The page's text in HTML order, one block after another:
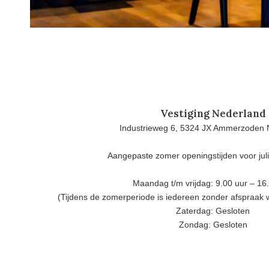
Vestiging Nederland
Industrieweg 6, 5324 JX Ammerzoden
Aangepaste zomer openingstijden voor
Maandag t/m vrijdag: 9.00 uur –
(Tijdens de zomerperiode is iedereen zonder afspraak
Zaterdag: Gesloten
Zondag: Gesloten